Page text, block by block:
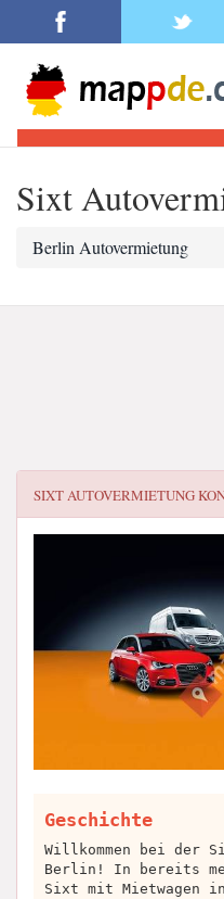
Sixt
Berlin Autovermietung
SIXT AUTOVERMIETUNG
Geschichte
Willkommen bei der
Berlin! In bereits
Sixt mit Mietwagen